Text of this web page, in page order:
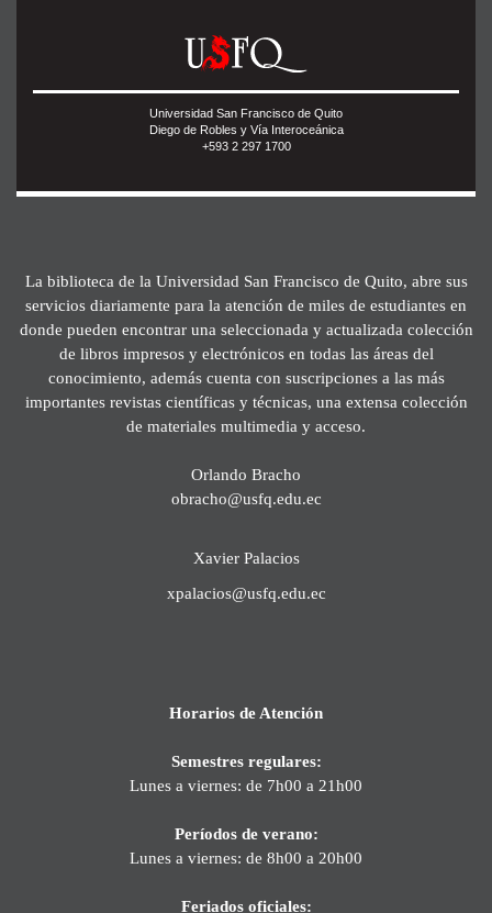
Universidad San Francisco de Quito
Diego de Robles y Vía Interoceánica
+593 2 297 1700
La biblioteca de la Universidad San Francisco de Quito, abre sus
servicios diariamente para la atención de miles de estudiantes en
donde pueden encontrar una seleccionada y actualizada colección
de libros impresos y electrónicos en todas las áreas del
conocimiento, además cuenta con suscripciones a las más
importantes revistas científicas y técnicas, una extensa colección
de materiales multimedia y acceso.
Orlando Bracho
obracho@usfq.edu.ec
Xavier Palacios
xpalacios@usfq.edu.ec
Horarios de Atención
Semestres regulares:
Lunes a viernes: de 7h00 a 21h00
Períodos de verano:
Lunes a viernes: de 8h00 a 20h00
Feriados oficiales: